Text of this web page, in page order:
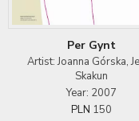
Per Gynt
Artist: Joanna Górska,
Skakun
Year: 2007
PLN 150